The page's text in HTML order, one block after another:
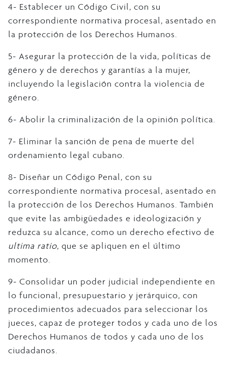
4- Establecer un Código Civil, con su
correspondiente normativa procesal, asentado en
la protección de los Derechos Humanos.
5- Asegurar la protección de la vida, políticas de
género y de derechos y garantías a la mujer,
incluyendo la legislación contra la violencia de
género.
6- Abolir la criminalización de la opinión política.
7- Eliminar la sanción de pena de muerte del
ordenamiento legal cubano.
8- Diseñar un Código Penal, con su
correspondiente normativa procesal, asentado en
la protección de los Derechos Humanos. También
que evite las ambigüedades e ideologización y
reduzca su alcance, como un derecho efectivo de
ultima ratio, que se apliquen en el último
momento.
9- Consolidar un poder judicial independiente en
lo funcional, presupuestario y jerárquico, con
procedimientos adecuados para seleccionar los
jueces, capaz de proteger todos y cada uno de los
Derechos Humanos de todos y cada uno de los
ciudadanos.